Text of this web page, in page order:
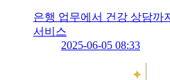
은행 업무에서 건강 상담
서비스
2025-06-05 08:33